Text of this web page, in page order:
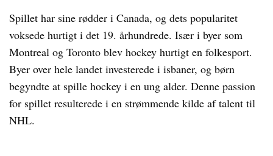
Spillet har sine rødder i Canada, og dets popularitet
voksede hurtigt i det 19. århundrede. Især i byer som
Montreal og Toronto blev hockey hurtigt en folkesport.
Byer over hele landet investerede i isbaner, og børn
begyndte at spille hockey i en ung alder. Denne passion
for spillet resulterede i en strømmende kilde af talent til
NHL.